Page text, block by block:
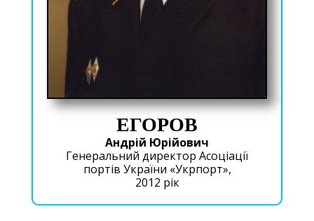
ЕГОРОВ
Андрій Юрійович
Генеральний директор Асоціації
портів України «Укрпорт»,
2012 рік